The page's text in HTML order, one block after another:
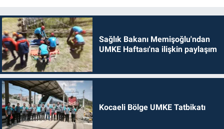
Sağlık Bakanı Memişoğlu'ndan
UMKE Haftası'na ilişkin paylaşım
Kocaeli Bölge UMKE Tatbikatı